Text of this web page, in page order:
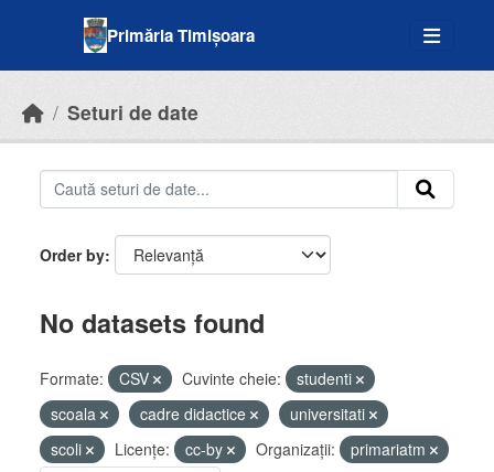
Primăria Timișoara
Seturi de date
Order by
No datasets found
Formate: CSV Cuvinte cheie:
studenti
scoala
cadre didactice
universitati
scoli
Licenţe: cc-by Organizații:
primariatm